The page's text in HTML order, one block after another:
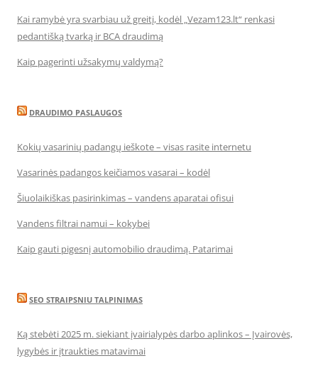
Kai ramybė yra svarbiau už greitį, kodėl „Vezam123.lt“ renkasi
pedantišką tvarką ir BCA draudimą
Kaip pagerinti užsakymų valdymą?
DRAUDIMO PASLAUGOS
Kokių vasarinių padangų ieškote – visas rasite internetu
Vasarinės padangos keičiamos vasarai – kodėl
Šiuolaikiškas pasirinkimas – vandens aparatai ofisui
Vandens filtrai namui – kokybei
Kaip gauti pigesnį automobilio draudimą. Patarimai
SEO STRAIPSNIU TALPINIMAS
Ką stebėti 2025 m. siekiant įvairialypės darbo aplinkos – Įvairovės,
lygybės ir įtraukties matavimai